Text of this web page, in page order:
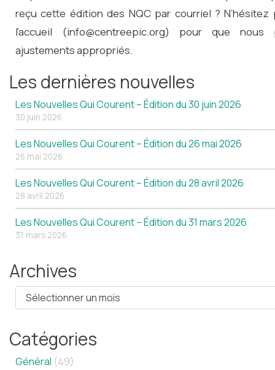
reçu cette édition des NQC par courriel ? N’hésitez
l’accueil (info@centreepic.org) pour que
ajustements appropriés.
Les dernières nouvelles
Les Nouvelles Qui Courent – Édition du 30 juin 2026
30 juin 2026
Les Nouvelles Qui Courent – Édition du 26 mai 2026
26 mai 2026
Les Nouvelles Qui Courent – Édition du 28 avril 2026
28 avril 2026
Les Nouvelles Qui Courent – Édition du 31 mars 2026
31 mars 2026
Archives
Catégories
Général (49)